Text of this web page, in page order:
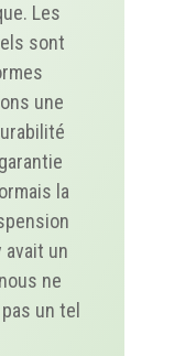
Les
sont
une
la
avait un
ne
un tel